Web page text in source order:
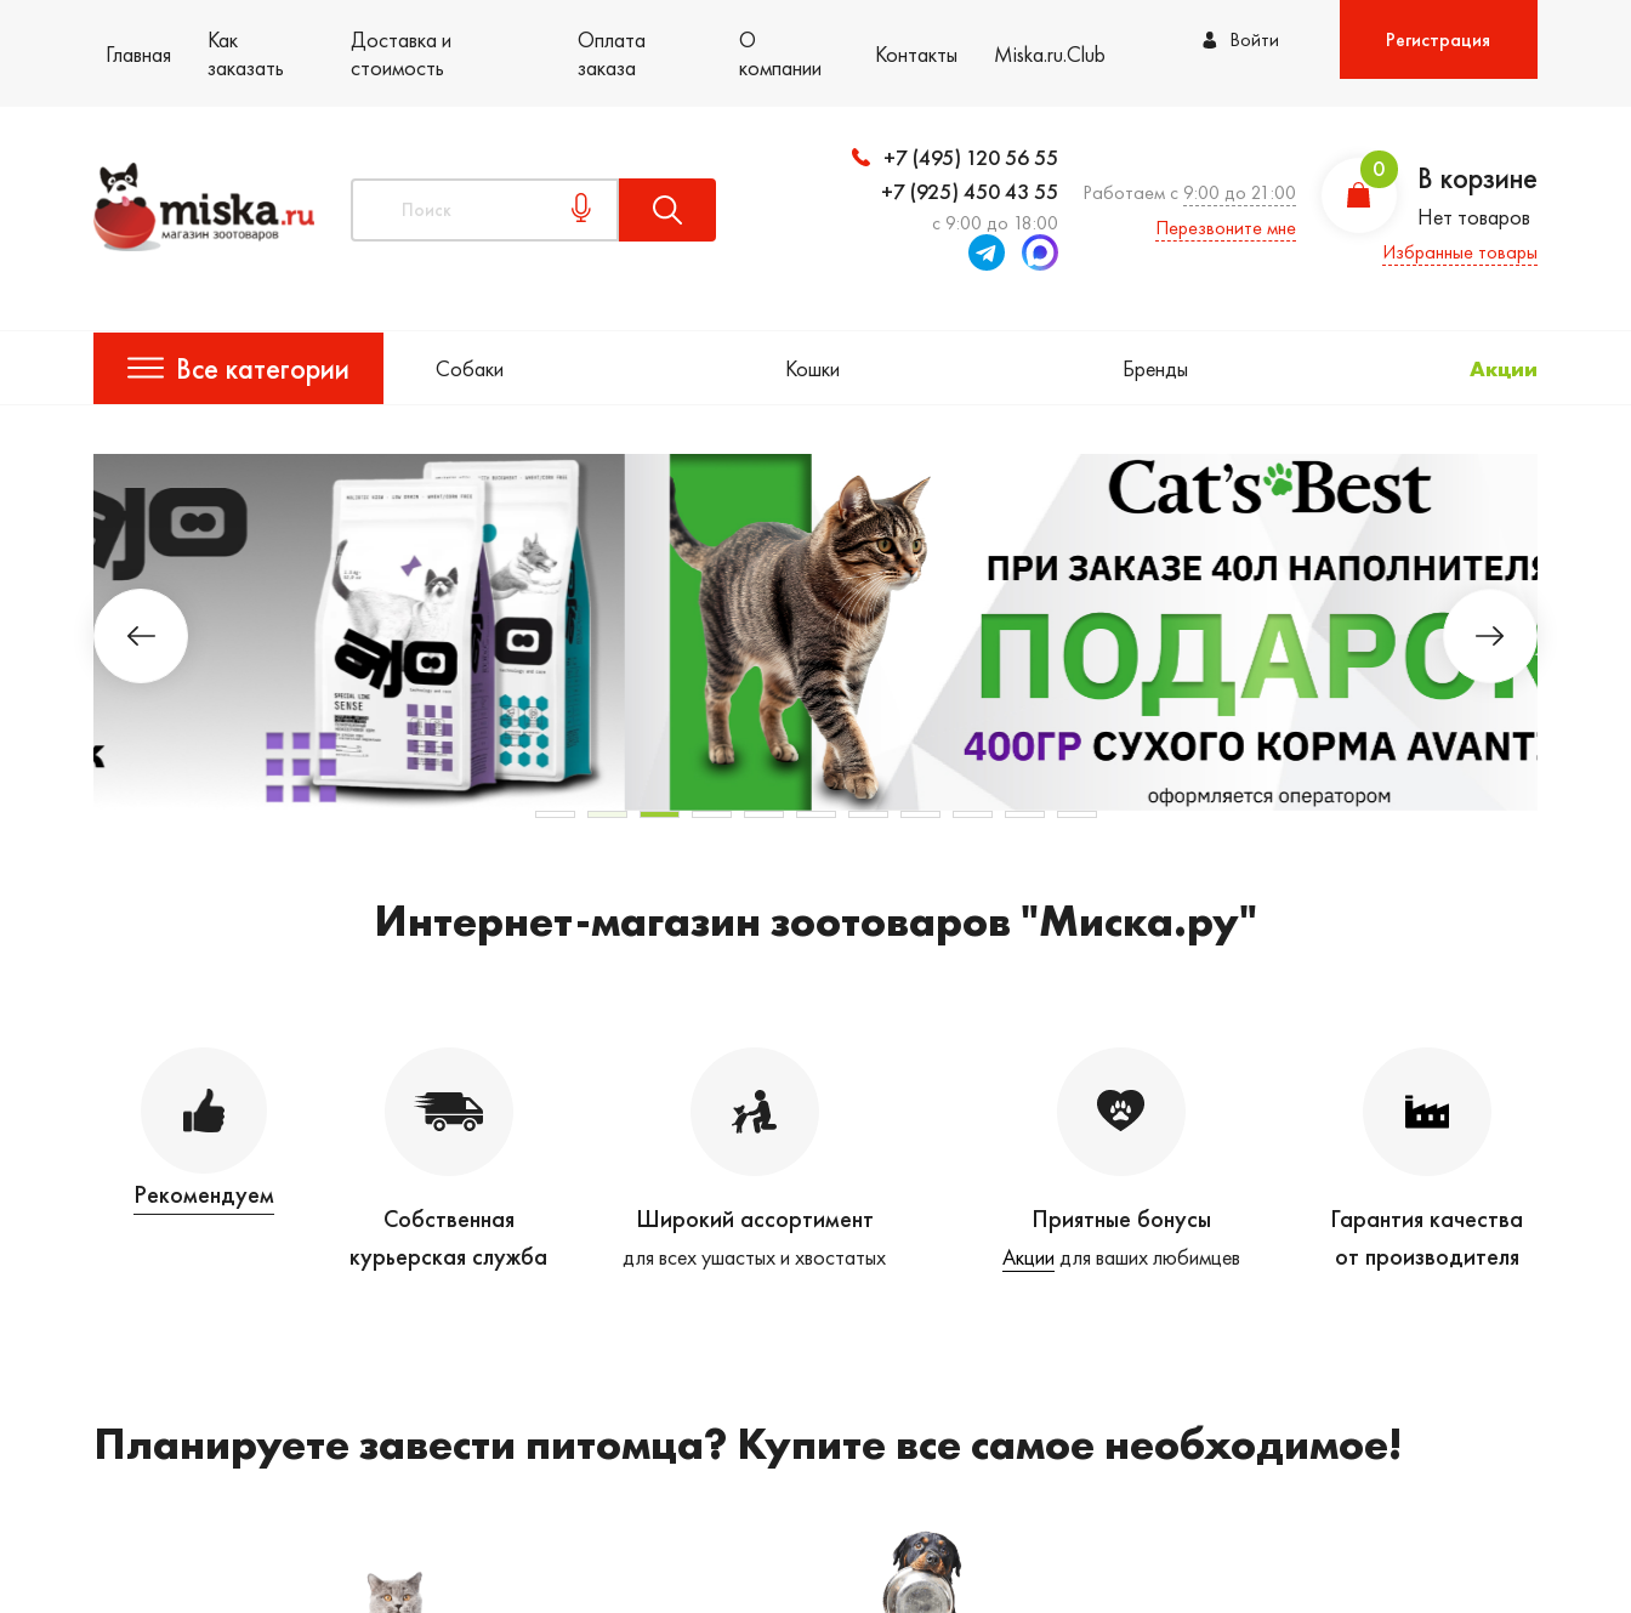
Главная
Как
заказать
Доставка и
стоимость
Оплата
заказа
О
компании
Контакты Miska.ru.Club Войти Регистрация
+7 (495) 120 56 55
+7 (925) 450 43 55
с 9:00 до 18:00
Работаем с 9:00 до 21:00
Перезвоните мне
0 В корзине
Нет товаров
Избранные товары
Все категории Собаки Кошки Бренды Акции
Интернет-магазин зоотоваров "Миска.ру"
Рекомендуем
Собственная
курьерская служба
Широкий ассортимент
для всех ушастых и хвостатых
Приятные бонусы
Акции для ваших любимцев
Гарантия качества
от производителя
Планируете завести питомца? Купите все самое необходимое!